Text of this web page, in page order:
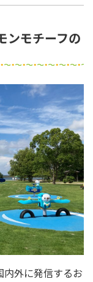
ンモチーフの
外に発信するお